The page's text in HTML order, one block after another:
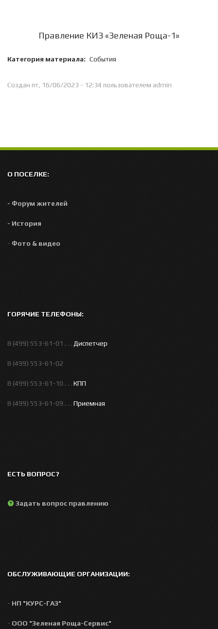
Правление КИЗ «Зеленая Роща-1»
Категория материала: События
Создан пт, 16/06/2023 - 12:34 пользователем admin
О ПОСЕЛКЕ:
- Форум жителей
- История
- Фото & видео
ГОРЯЧИЕ ТЕЛЕФОНЫ:
8 (499) 553-61-01 . . . Диспетчер
8 (499) 553-61-02
8 (499) 553-61-10 . . . КПП
8 (499) 553-61-09 . . . Приемная
ЕСТЬ ВОПРОС?
Задать вопрос правлению
ОБСЛУЖИВАЮЩИЕ ОРГАНИЗАЦИИ:
- НП "КУРС-ГАЗ"
- ООО "Зеленая Роща-Сервис"